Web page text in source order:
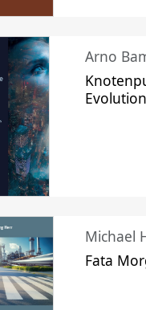
Arno
Evolution
Michael
Fata